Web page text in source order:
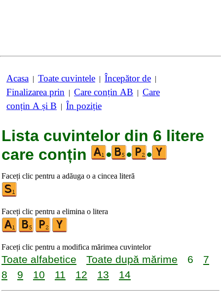
Acasa | Toate cuvintele | Începător de |
Finalizarea prin | Care conțin AB | Care
conțin A și B | În poziție
Lista cuvintelor din 6 litere
care conțin
• • •
Faceți clic pentru a adăuga o a cincea literă
Faceți clic pentru a elimina o litera
Faceți clic pentru a modifica mărimea cuvintelor
Toate alfabetice Toate după mărime 6
7
8
9 10 11 12 13 14